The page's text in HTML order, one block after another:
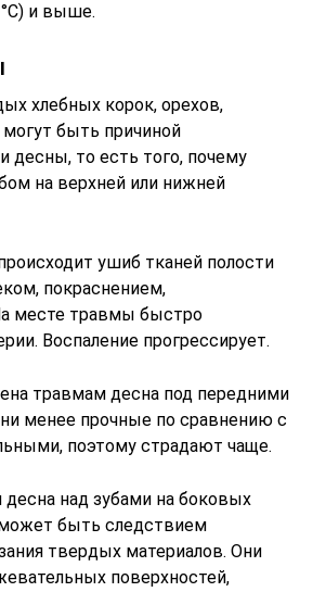
и выше.
хлебных корок, орехов,
быть причиной
десны, то есть того, почему
на верхней или нижней
ушиб тканей полости
покраснением,
месте травмы быстро
Воспаление прогрессирует.
травмам десна под передними
менее прочные по сравнению с
поэтому страдают чаще.
десна над зубами на боковых
может быть следствием
твердых материалов. Они
поверхностей,